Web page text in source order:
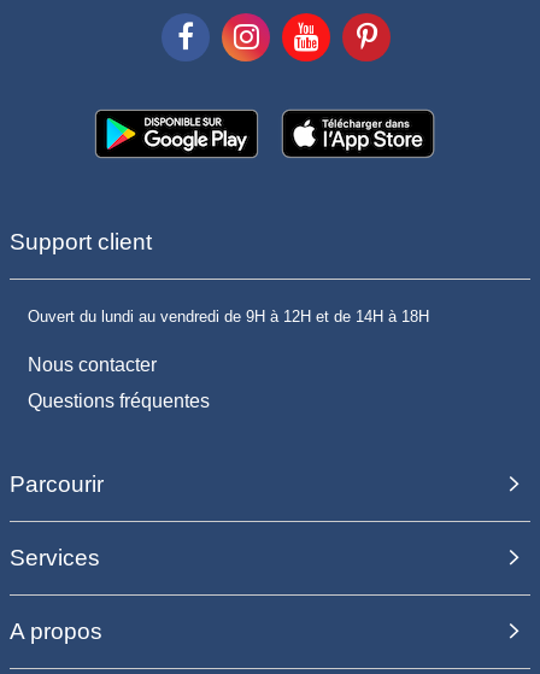
Support client
Ouvert du lundi au vendredi de 9H à 12H et de 14H à 18H
Nous contacter
Questions fréquentes
Parcourir
Services
A propos